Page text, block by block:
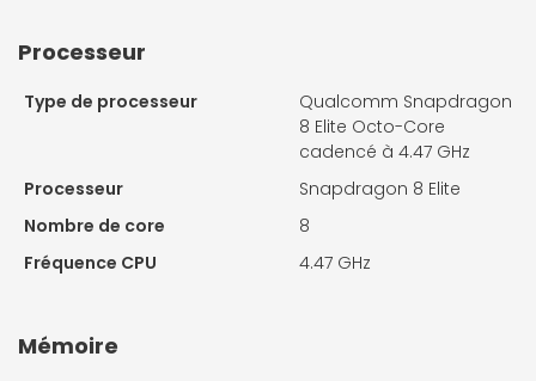
Processeur
Type de processeur
Qualcomm Snapdragon
8 Elite Octo-Core
cadencé à 4.47 GHz
Processeur
Snapdragon 8 Elite
Nombre de core
8
Fréquence CPU
4.47 GHz
Mémoire